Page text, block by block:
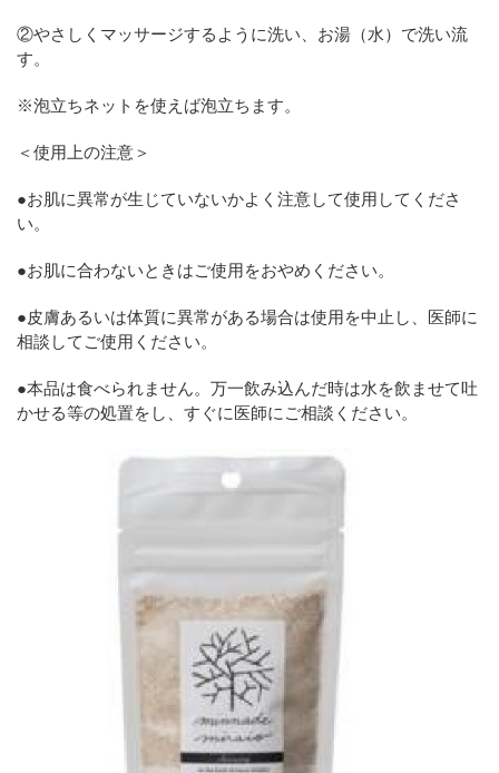
②やさしくマッサージするように洗い、お湯（水）で洗い流
す。
※泡立ちネットを使えば泡立ちます。
＜使用上の注意＞
●お肌に異常が生じていないかよく注意して使用してくださ
い。
●お肌に合わないときはご使用をおやめください。
●皮膚あるいは体質に異常がある場合は使用を中止し、医師に
相談してご使用ください。
●本品は食べられません。万一飲み込んだ時は水を飲ませて吐
かせる等の処置をし、すぐに医師にご相談ください。